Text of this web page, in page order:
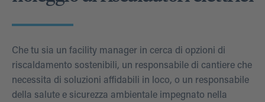
Che tu sia un facility manager in cerca di opzioni di
riscaldamento sostenibili, un responsabile di cantiere che
necessita di soluzioni affidabili in loco, o un responsabile
della salute e sicurezza ambientale impegnato nella